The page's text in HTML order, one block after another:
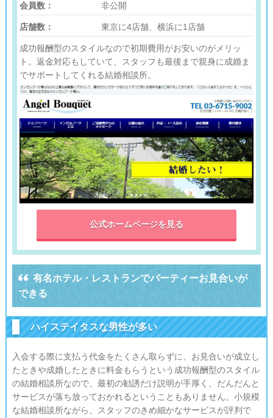
会員数： 非公開
店舗数： 東京に4店舗、横浜に1店舗
成功報酬型のスタイルなので初期費用がお安いのがメリッ
ト。返金対応もしていて、スタッフも最後まで親身に成婚ま
でサポートしてくれる結婚相談所。
公式ホームページを見る
 有名ホテル・レストランでパーティーお見合いが
できる
ハイステイタスな男性が多い
入会する際に支払う代金をたくさん取らずに、お見合いが成立し
たときや成婚したときに料金もらうという成功報酬型のスタイル
の結婚相談所なので、最初の勧誘だけ説明が手厚く、だんだんと
サービスが落ち放っておかれるということもありません。小規模
な結婚相談所ながら、スタッフのきめ細かなサービスが評判で